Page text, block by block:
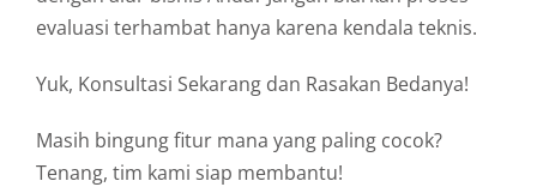
evaluasi terhambat hanya karena kendala teknis.
Yuk, Konsultasi Sekarang dan Rasakan Bedanya!
Masih bingung fitur mana yang paling cocok?
Tenang, tim kami siap membantu!